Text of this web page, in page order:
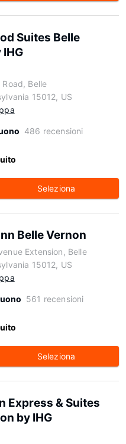
Suites Belle
Belle
15012, US
486 recensioni
Seleziona
Belle Vernon
Extension, Belle
15012, US
561 recensioni
Seleziona
Express & Suites
by IHG